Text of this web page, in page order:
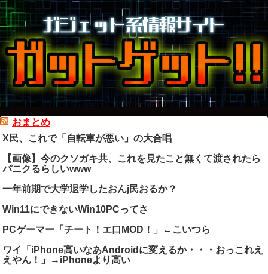
おまとめ
X民、これで「自転車が悪い」の大合唱
【画像】今のクソガキ共、これを見たこと無くて渡されたら
パニクるらしいwww
一年前期で大学退学したおんj民おるか？
Win11にできないWin10PCってさ
PCゲーマー「チート！エ口MOD！」←こいつら
ワイ「iPhone高いなあAndroidに変えるか・・・おっこれえ
えやん！」→iPhoneより高い